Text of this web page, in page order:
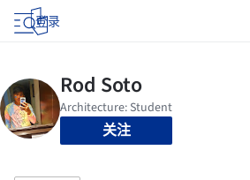
登录
关注